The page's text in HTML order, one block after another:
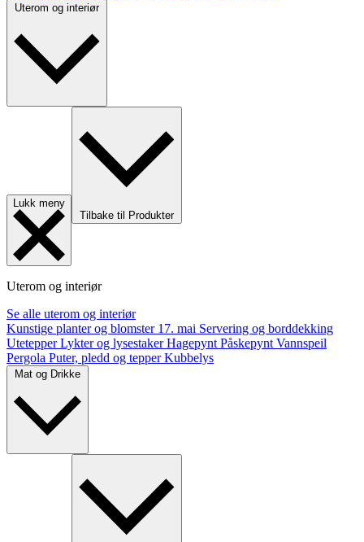
Uterom og interiør
Lukk meny
Tilbake til Produkter
Uterom og interiør
Se alle uterom og interiør
Kunstige planter og blomster 17. mai Servering og borddekking
UtetepperLykter og lysestakerHagepynt Påskepynt Vannspeil
Pergola Puter, pledd og tepperKubbelys